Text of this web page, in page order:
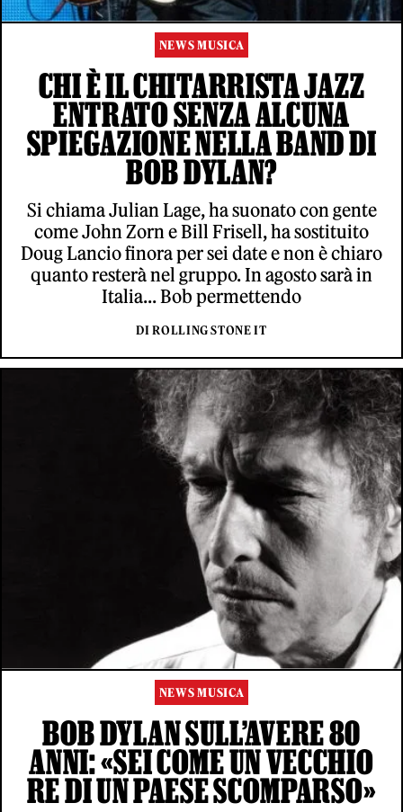
NEWS MUSICA
CHI È IL CHITARRISTA JAZZ
ENTRATO SENZA ALCUNA
SPIEGAZIONE NELLA BAND DI
BOB DYLAN?
Si chiama Julian Lage, ha suonato con gente
come John Zorn e Bill Frisell, ha sostituito
Doug Lancio finora per sei date e non è chiaro
quanto resterà nel gruppo. In agosto sarà in
Italia... Bob permettendo
DI ROLLING STONE IT
NEWS MUSICA
BOB DYLAN SULL’AVERE 80
ANNI: «SEI COME UN VECCHIO
RE DI UN PAESE SCOMPARSO»